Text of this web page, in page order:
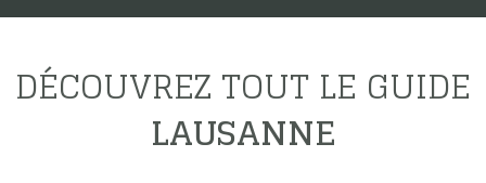
DÉCOUVREZ TOUT LE GUIDE
LAUSANNE